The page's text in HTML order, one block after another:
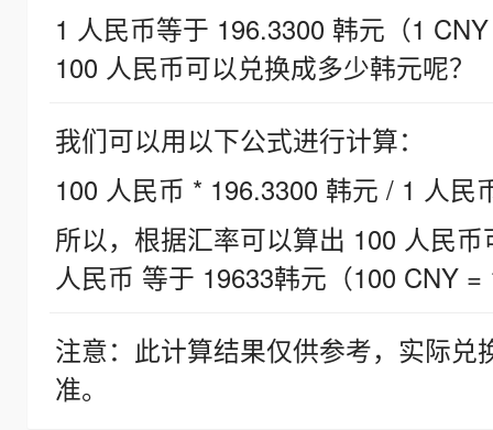
1 人民币等于 196.3300 韩元（1
100 人民币可以兑换成多少韩元呢？
我们可以用以下公式进行计算：
100 人民币 * 196.3300 韩元 / 1 人民
所以，根据汇率可以算出 100 人民
人民币 等于 19633韩元（100 CNY =
注意：此计算结果仅供参考，实际
准。